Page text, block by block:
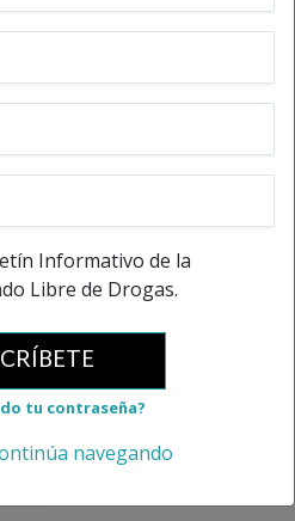
Informativo de la
Libre de Drogas.
tu contraseña?
navegando